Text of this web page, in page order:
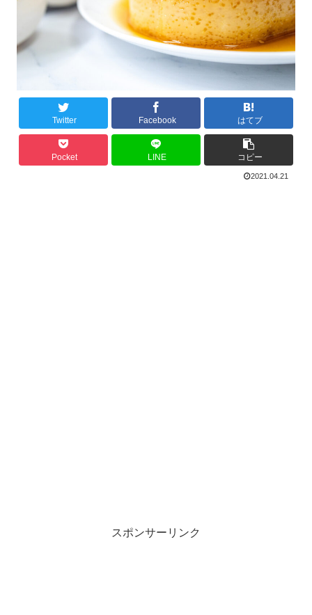
Twitter Facebook はてブ
Pocket LINE コピー
2021.04.21
スポンサーリンク